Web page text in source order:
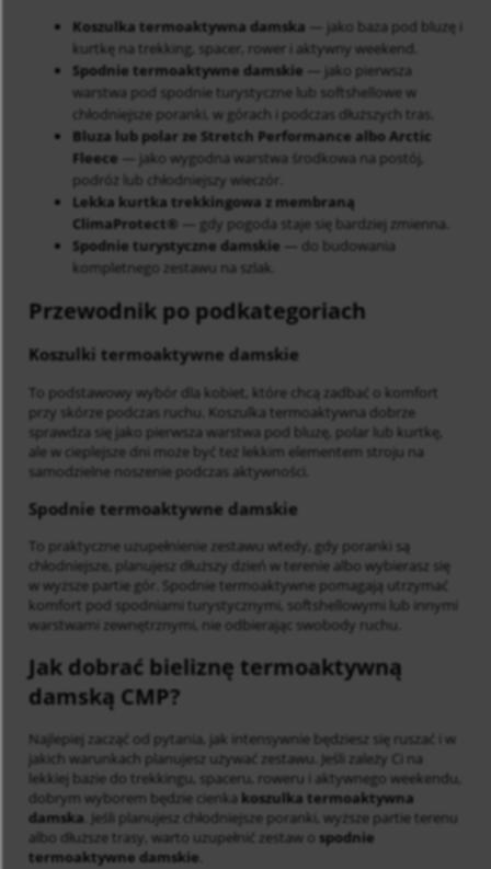
Koszulka termoaktywna damska — jako baza pod bluzę i
kurtkę na trekking, spacer, rower i aktywny weekend.
Spodnie termoaktywne damskie — jako pierwsza
warstwa pod spodnie turystyczne lub softshellowe w
chłodniejsze poranki, w górach i podczas dłuższych tras.
Bluza lub polar ze Stretch Performance albo Arctic
Fleece — jako wygodna warstwa środkowa na postój,
podróż lub chłodniejszy wieczór.
Lekka kurtka trekkingowa z membraną
ClimaProtect®
— gdy pogoda staje się bardziej zmienna.
Spodnie turystyczne damskie — do budowania
kompletnego zestawu na szlak.
Przewodnik po podkategoriach
Koszulki termoaktywne damskie
To podstawowy wybór dla kobiet, które chcą zadbać o komfort
przy skórze podczas ruchu. Koszulka termoaktywna dobrze
sprawdza się jako pierwsza warstwa pod bluzę, polar lub kurtkę,
ale w cieplejsze dni może być też lekkim elementem stroju na
samodzielne noszenie podczas aktywności.
Spodnie termoaktywne damskie
To praktyczne uzupełnienie zestawu wtedy, gdy poranki są
chłodniejsze, planujesz dłuższy dzień w terenie albo wybierasz się
w wyższe partie gór. Spodnie termoaktywne pomagają utrzymać
komfort pod spodniami turystycznymi, softshellowymi lub innymi
warstwami zewnętrznymi, nie odbierając swobody ruchu.
Jak dobrać bieliznę termoaktywną
damską CMP?
Najlepiej zacząć od pytania, jak intensywnie będziesz się ruszać i w
jakich warunkach planujesz używać zestawu. Jeśli zależy Ci na
lekkiej bazie do trekkingu, spaceru, roweru i aktywnego weekendu,
dobrym wyborem będzie cienka koszulka termoaktywna
damska . Jeśli planujesz chłodniejsze poranki, wyższe partie terenu
albo dłuższe trasy, warto uzupełnić zestaw o spodnie
termoaktywne damskie